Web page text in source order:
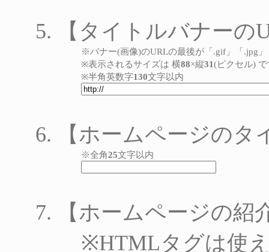
【タイトルバナーの
※バナー(画像)のURLの最後が「.gif」「.jpg
※表示されるサイズは 横88×縦31(ピクセル) で
※半角英数字130文字以内
【ホームページのタ
※全角25文字以内
【ホームページの紹
※HTMLタグは使